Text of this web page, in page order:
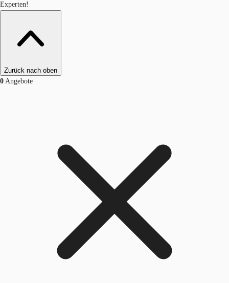
Experten!
Zurück nach oben
0 Angebote